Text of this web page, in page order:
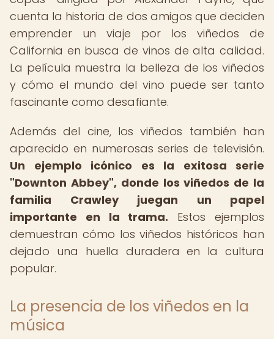
cuenta la historia de dos amigos que deciden
emprender un viaje por los viñedos de
California en busca de vinos de alta calidad.
La película muestra la belleza de los viñedos
y cómo el mundo del vino puede ser tanto
fascinante como desafiante.
Además del cine, los viñedos también han
aparecido en numerosas series de televisión.
Un ejemplo icónico es la exitosa serie
"Downton Abbey", donde los viñedos de la
familia Crawley juegan un papel
importante en la trama. Estos ejemplos
demuestran cómo los viñedos históricos han
dejado una huella duradera en la cultura
popular.
La presencia de los viñedos en la
música